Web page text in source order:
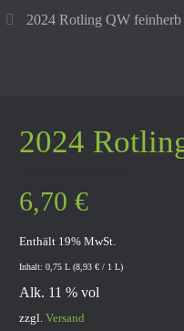
2024 Rotling QW feinherb
2024
6,70 €
Enthält 19% MwSt.
Inhalt: 0,75 L (8,93 € / 1 L)
Alk. 11 % vol
zzgl. Versand